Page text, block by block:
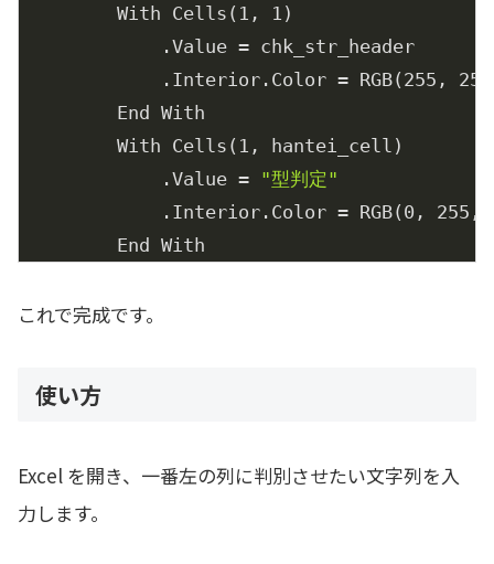
        With Cells(
1 , 1 )
            .Value = chk_str_header
            .Interior.Color = RGB(
255 , 255
        End With
        With Cells(
1 , hantei_cell)
            .Value =
"型判定"
            .Interior.Color = RGB(
0 , 255 ,
        End With
        Cells(
        Cells(
        Cells(
1, int_cell).Value = "数字"
        Cells(
これで完成です。
使い方
Excel を開き、一番左の列に判別させたい文字列を入
力します。